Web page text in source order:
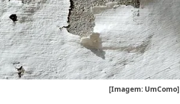
[Imagem: UmComo]